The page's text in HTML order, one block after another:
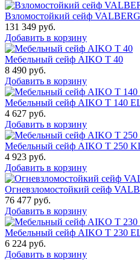
Взломостойкий сейф
131 349 руб.
Добавить в корзину
Мебельный сейф AIKO Т 40
8 490 руб.
Добавить в корзину
Мебельный сейф AIKO T 140
4 627 руб.
Добавить в корзину
Мебельный сейф AIKO T 250
4 923 руб.
Добавить в корзину
Огневзломостойкий сейф
76 477 руб.
Добавить в корзину
Мебельный сейф AIKO T 230
6 224 руб.
Добавить в корзину